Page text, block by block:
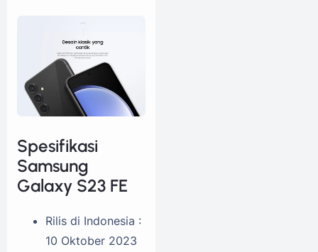
Spesifikasi
Samsung
Galaxy S23 FE
Rilis di Indonesia :
10 Oktober 2023